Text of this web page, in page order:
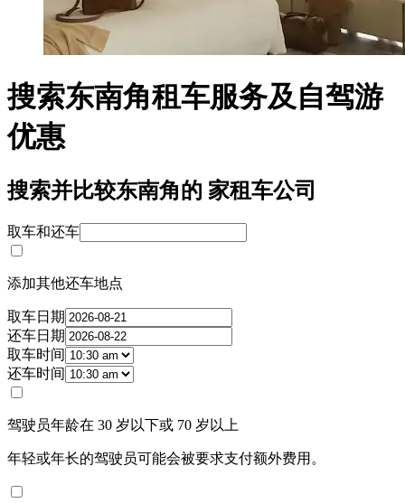
搜索东南角租车服务及自驾游
优惠
搜索并比较东南角的 家租车公司
取车和还车
添加其他还车地点
取车日期
还车日期
取车时间
还车时间
驾驶员年龄在 30 岁以下或 70 岁以上
年轻或年长的驾驶员可能会被要求支付额外费用。